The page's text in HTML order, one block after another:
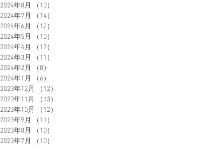
2024年8月
（10）
2024年7月
（14）
2024年6月
（12）
2024年5月
（10）
2024年4月
（13）
2024年3月
（11）
2024年2月
（8）
2024年1月
（6）
2023年12月
（12）
2023年11月
（13）
2023年10月
（12）
2023年9月
（11）
2023年8月
（10）
2023年7月
（10）